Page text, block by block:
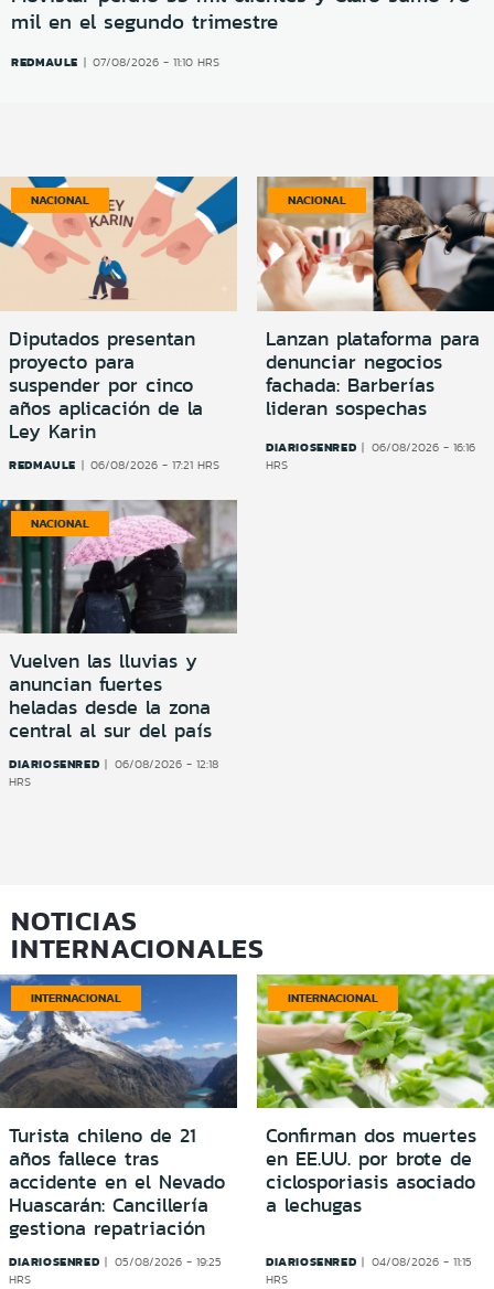
mil en el segundo trimestre
REDMAULE 07/08/2026 - 11:10 HRS
NACIONAL
Diputados presentan
proyecto para
suspender por cinco
años aplicación de la
Ley Karin
REDMAULE 06/08/2026 - 17:21 HRS
NACIONAL
Lanzan plataforma para
denunciar negocios
fachada: Barberías
lideran sospechas
DIARIOSENRED
06/08/2026 - 16:16
HRS
NACIONAL
Vuelven las lluvias y
anuncian fuertes
heladas desde la zona
central al sur del país
DIARIOSENRED
06/08/2026 - 12:18
HRS
NOTICIAS
INTERNACIONALES
INTERNACIONAL
Turista chileno de 21
años fallece tras
accidente en el Nevado
Huascarán: Cancillería
gestiona repatriación
DIARIOSENRED
05/08/2026 - 19:25
HRS
INTERNACIONAL
Confirman dos muertes
en EE.UU. por brote de
ciclosporiasis asociado
a lechugas
DIARIOSENRED
04/08/2026 - 11:15
HRS